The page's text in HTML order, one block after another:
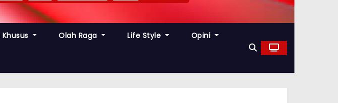
Olah Raga Life Style Opini